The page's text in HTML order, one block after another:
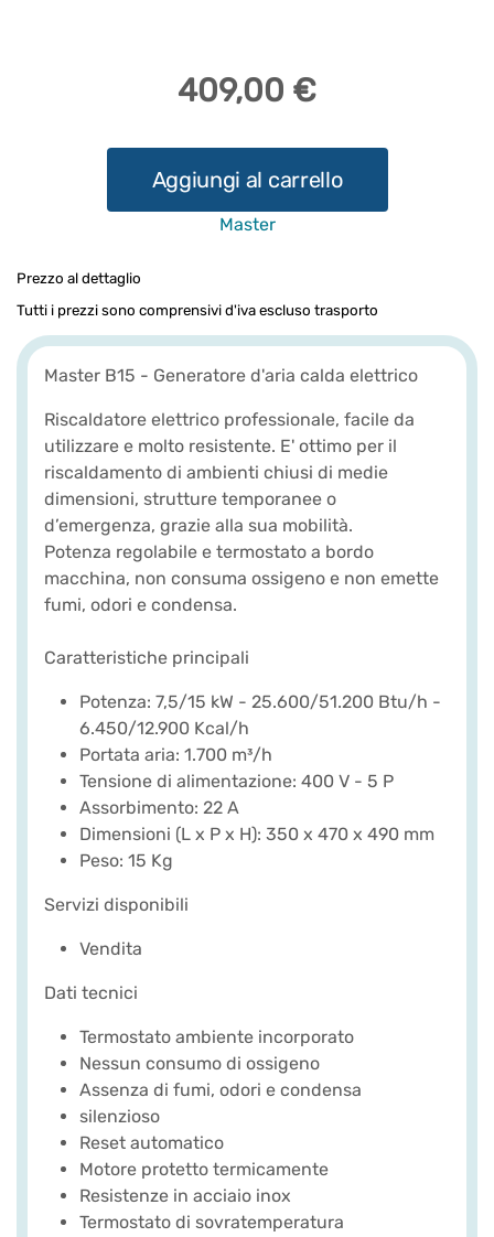
409,00 €
Master
Prezzo al dettaglio
Tutti i prezzi sono comprensivi d'iva escluso trasporto
Master B15 - Generatore d'aria calda elettrico
Riscaldatore elettrico professionale, facile da
utilizzare e molto resistente. E' ottimo per il
riscaldamento di ambienti chiusi di medie
dimensioni, strutture temporanee o
d’emergenza, grazie alla sua mobilità.
Potenza regolabile e termostato a bordo
macchina, non consuma ossigeno e non emette
fumi, odori e condensa.
Caratteristiche principali
Potenza: 7,5/15 kW - 25.600/51.200 Btu/h -
6.450/12.900 Kcal/h
Portata aria: 1.700 m³/h
Tensione di alimentazione: 400 V - 5 P
Assorbimento: 22 A
Dimensioni (L x P x H): 350 x 470 x 490 mm
Peso: 15 Kg
Servizi disponibili
Vendita
Dati tecnici
Termostato ambiente incorporato
Nessun consumo di ossigeno
Assenza di fumi, odori e condensa
silenzioso
Reset automatico
Motore protetto termicamente
Resistenze in acciaio inox
Termostato di sovratemperatura